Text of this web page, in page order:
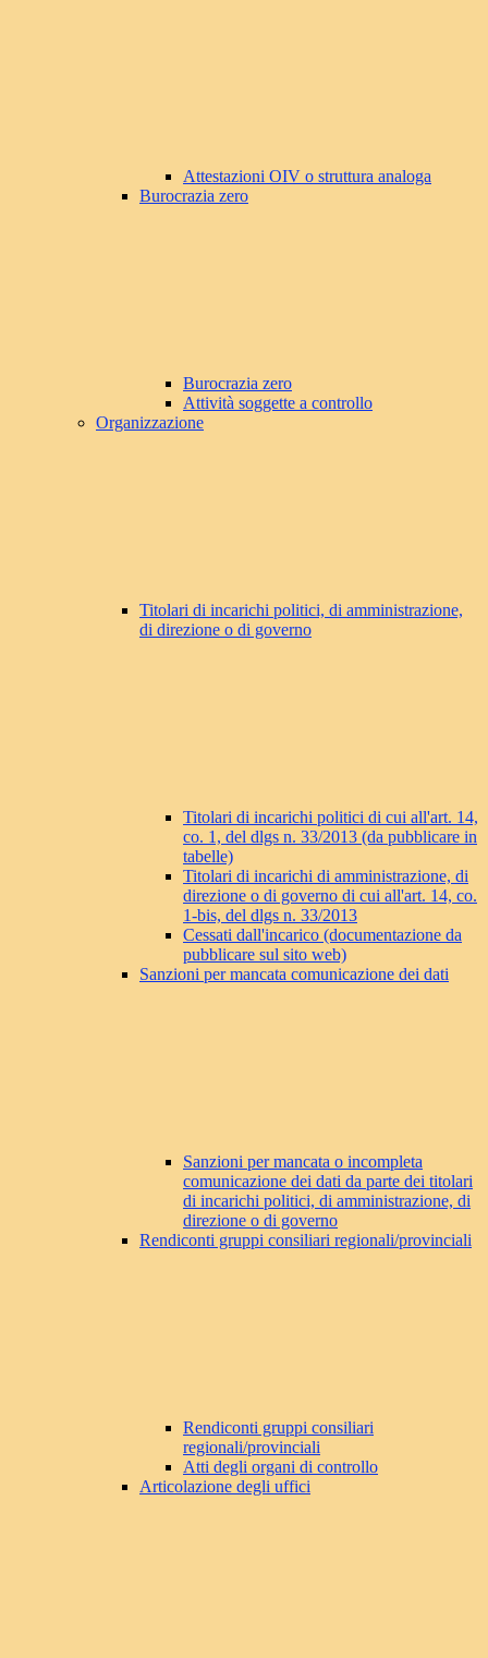
Attestazioni OIV o struttura analoga
Burocrazia zero
Burocrazia zero
Attività soggette a controllo
Organizzazione
Titolari di incarichi politici, di amministrazione,
di direzione o di governo
Titolari di incarichi politici di cui all'art. 14,
co. 1, del dlgs n. 33/2013 (da pubblicare in
tabelle)
Titolari di incarichi di amministrazione, di
direzione o di governo di cui all'art. 14, co.
1-bis, del dlgs n. 33/2013
Cessati dall'incarico (documentazione da
pubblicare sul sito web)
Sanzioni per mancata comunicazione dei dati
Sanzioni per mancata o incompleta
comunicazione dei dati da parte dei titolari
di incarichi politici, di amministrazione, di
direzione o di governo
Rendiconti gruppi consiliari regionali/provinciali
Rendiconti gruppi consiliari
regionali/provinciali
Atti degli organi di controllo
Articolazione degli uffici